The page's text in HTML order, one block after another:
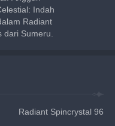
Indah
Radiant
Sumeru.
Radiant Spincrystal 96